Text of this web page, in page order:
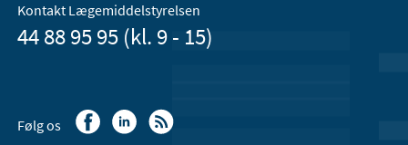
Kontakt Lægemiddelstyrelsen
44 88 95 95 (kl. 9 - 15)
Følg os